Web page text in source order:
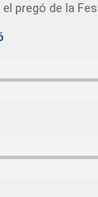
pregó de la